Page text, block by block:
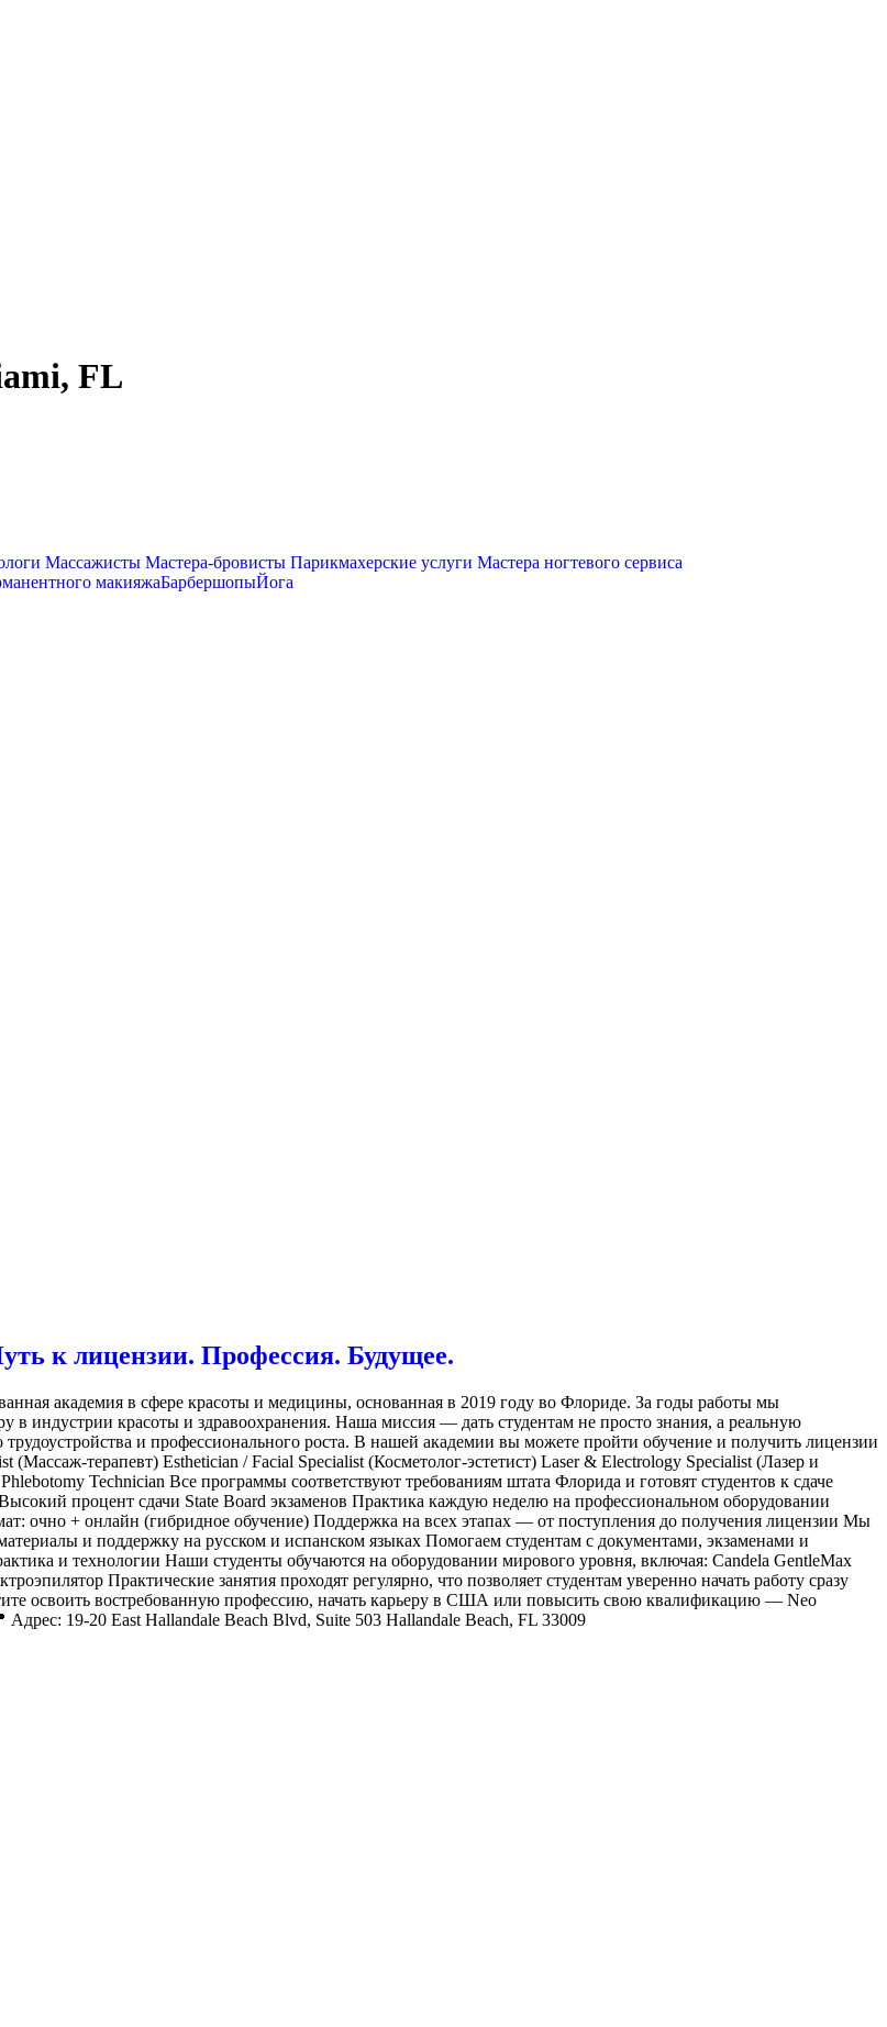
FL
Массажисты Мастера-бровисты Парикмахерские услуги Мастера ногтевого сервиса
макияжаБарбершопыЙога
к лицензии. Профессия. Будущее.
академия в сфере красоты и медицины, основанная в 2019 году во Флориде. За годы работы мы
в индустрии красоты и здравоохранения. Наша миссия — дать студентам не просто знания, а реальную
и профессионального роста. В нашей академии вы можете пройти обучение и получить лицензии
терапевт) Esthetician / Facial Specialist (Косметолог-эстетист) Laser & Electrology Specialist (Лазер и
Technician Все программы соответствуют требованиям штата Флорида и готовят студентов к сдаче
процент сдачи State Board экзаменов Практика каждую неделю на профессиональном оборудовании
очно + онлайн (гибридное обучение) Поддержка на всех этапах — от поступления до получения лицензии Мы
и поддержку на русском и испанском языках Помогаем студентам с документами, экзаменами и
и технологии Наши студенты обучаются на оборудовании мирового уровня, включая: Candela GentleMax
Практические занятия проходят регулярно, что позволяет студентам уверенно начать работу сразу
освоить востребованную профессию, начать карьеру в США или повысить свою квалификацию — Neo
19-20 East Hallandale Beach Blvd, Suite 503 Hallandale Beach, FL 33009